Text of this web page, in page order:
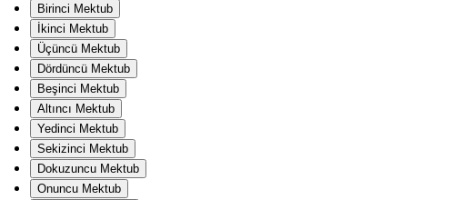
Birinci Mektub
İkinci Mektub
Üçüncü Mektub
Dördüncü Mektub
Beşinci Mektub
Altıncı Mektub
Yedinci Mektub
Sekizinci Mektub
Dokuzuncu Mektub
Onuncu Mektub